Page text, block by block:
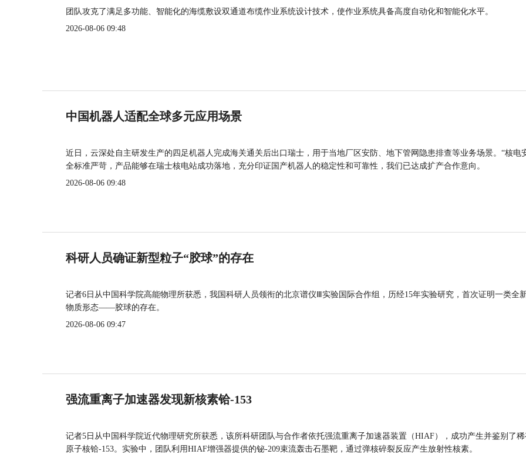
团队攻克了满足多功能、智能化的海缆敷设双通道布缆作业系统设计技术，使作业系统具备高度自动化和智能化水平。
2026-08-06 09:48
中国机器人适配全球多元应用场景
近日，云深处自主研发生产的四足机器人完成海关通关后出口瑞士，用于当地厂区安防、地下管网隐患排查等业务场景。“核电
全标准严苛，产品能够在瑞士核电站成功落地，充分印证国产机器人的稳定性和可靠性，我们已达成扩产合作意向。
2026-08-06 09:48
科研人员确证新型粒子“胶球”的存在
记者6日从中国科学院高能物理所获悉，我国科研人员领衔的北京谱仪Ⅲ实验国际合作组，历经15年实验研究，首次证明一类全
物质形态——胶球的存在。
2026-08-06 09:47
强流重离子加速器发现新核素铪-153
记者5日从中国科学院近代物理研究所获悉，该所科研团队与合作者依托强流重离子加速器装置（HIAF），成功产生并鉴别了
原子核铪-153。实验中，团队利用HIAF增强器提供的铋-209束流轰击石墨靶，通过弹核碎裂反应产生放射性核素。